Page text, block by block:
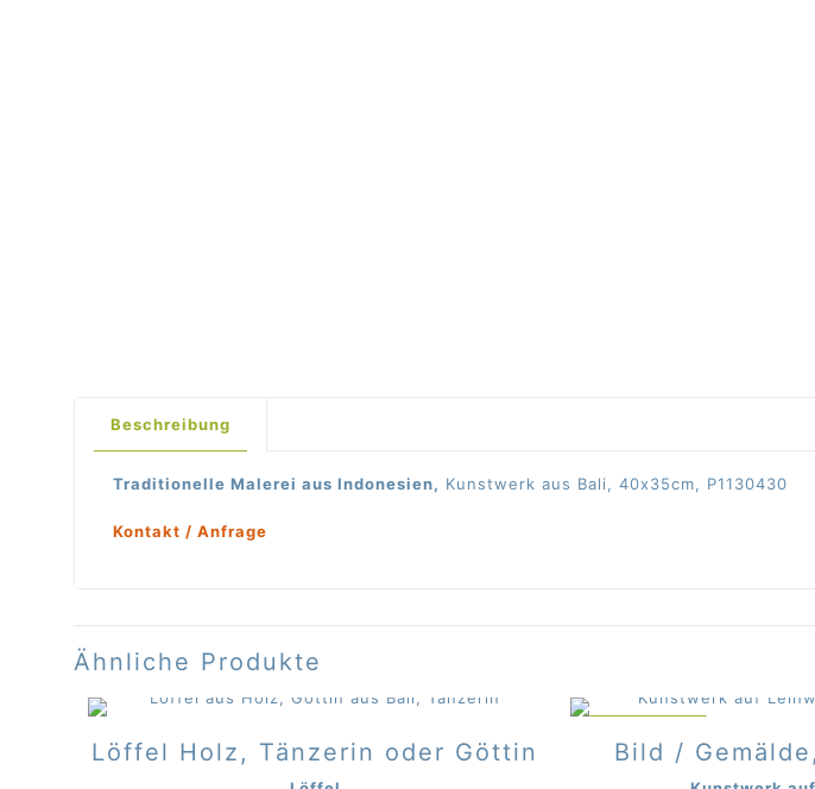
Beschreibung
Traditionelle Malerei aus Indonesien, Kunstwerk aus Bali, 40x35cm, P1130430
Kontakt / Anfrage
Ähnliche Produkte
Löffel Holz, Tänzerin oder Göttin Bild /